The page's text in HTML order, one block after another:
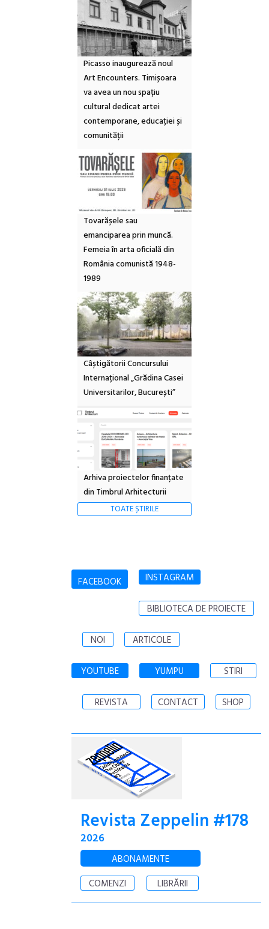
Picasso inaugurează noul
Art Encounters. Timișoara
va avea un nou spațiu
cultural dedicat artei
contemporane, educației și
comunității
Tovarășele sau
emanciparea prin muncă.
Femeia în arta oficială din
România comunistă 1948-
1989
Câștigătorii Concursului
Internațional „Grădina Casei
Universitarilor, București”
Arhiva proiectelor finanțate
din Timbrul Arhitecturii
TOATE ȘTIRILE
FACEBOOK INSTAGRAM
BIBLIOTECA DE PROIECTE
NOI ARTICOLE
YOUTUBE YUMPU STIRI
REVISTA CONTACT SHOP
Revista Zeppelin #178
2026
ABONAMENTE
COMENZI
LIBRĂRII